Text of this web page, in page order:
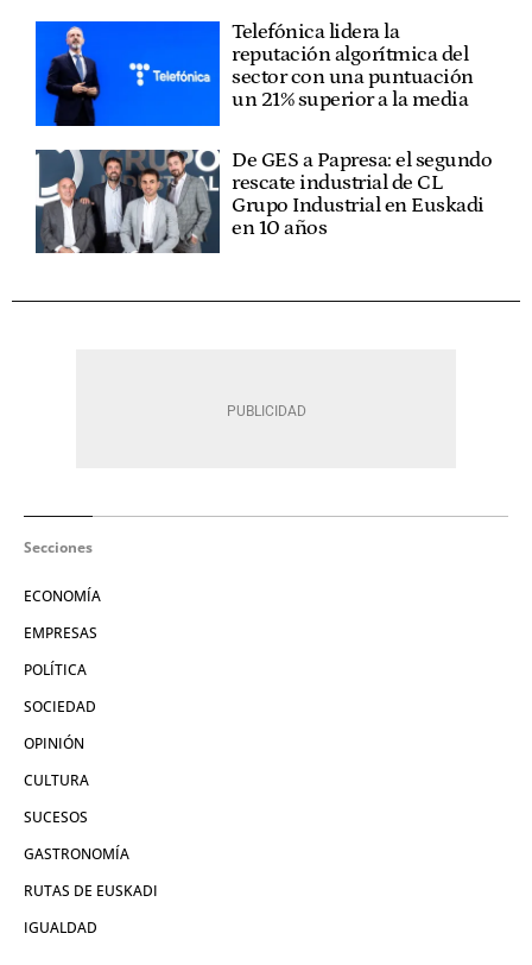
Telefónica lidera la
reputación algorítmica del
sector con una puntuación
un 21% superior a la media
De GES a Papresa: el segundo
rescate industrial de CL
Grupo Industrial en Euskadi
en 10 años
Secciones
ECONOMÍA
EMPRESAS
POLÍTICA
SOCIEDAD
OPINIÓN
CULTURA
SUCESOS
GASTRONOMÍA
RUTAS DE EUSKADI
IGUALDAD